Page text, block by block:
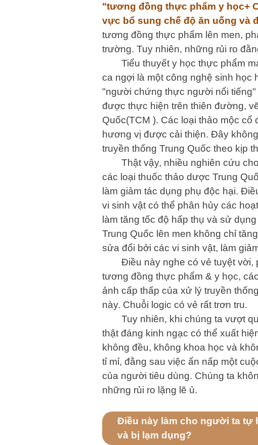
"tương đồng thực phẩm y học+
vực bổ sung chế độ ăn uống và
tương đồng thực phẩm lên men,
trường. Tuy nhiên, những rủi ro
Tiểu thuyết y học thực phẩm
ca ngợi là một công nghệ sinh học
"người chứng thực người nổi
được thực hiện trên thiên đường,
Quốc(TCM ). Các loại thảo mộc
hương vị được cải thiện. Đây
truyền thống Trung Quốc theo kịp
Thật vậy, nhiều nghiên cứu
các loại thuốc thảo dược Trung
làm giảm tác dụng phụ độc hại.
vi sinh vật có thể phân hủy các
làm tăng tốc độ hấp thụ và sử
Trung Quốc lên men không chỉ
sửa đổi bởi các vi sinh vật, làm
Điều này nghe có vẻ tuyệt
tương đồng thực phẩm & y học,
ảnh cấp thấp của xử lý truyền
này. Chuỗi logic có vẻ rất trơn tru.
Tuy nhiên, khi chúng ta vượt
thật đáng kinh ngạc có thể xuất
không đều, không khoa học và
tỉ mỉ, đằng sau việc ẩn nấp một
của người tiêu dùng. Chúng ta
những rủi ro lặng lẽ ủ.
Điều này làm cho người ta tự
và bị lạm dụng?